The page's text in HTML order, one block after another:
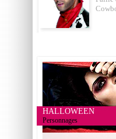
HALLOWEEN
Personnages